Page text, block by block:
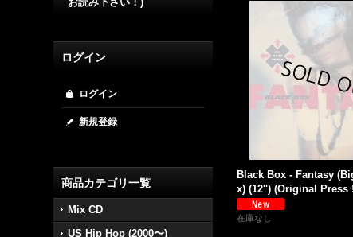
ログイン
ログイン
新規登録
商品カテゴリ一覧
Mix CD
US Hip Hop (2000〜)
Black Box - Fantasy
x) (12'') (Original Press
在庫なし